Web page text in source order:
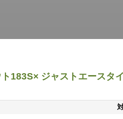
183S× ジャストエースタ